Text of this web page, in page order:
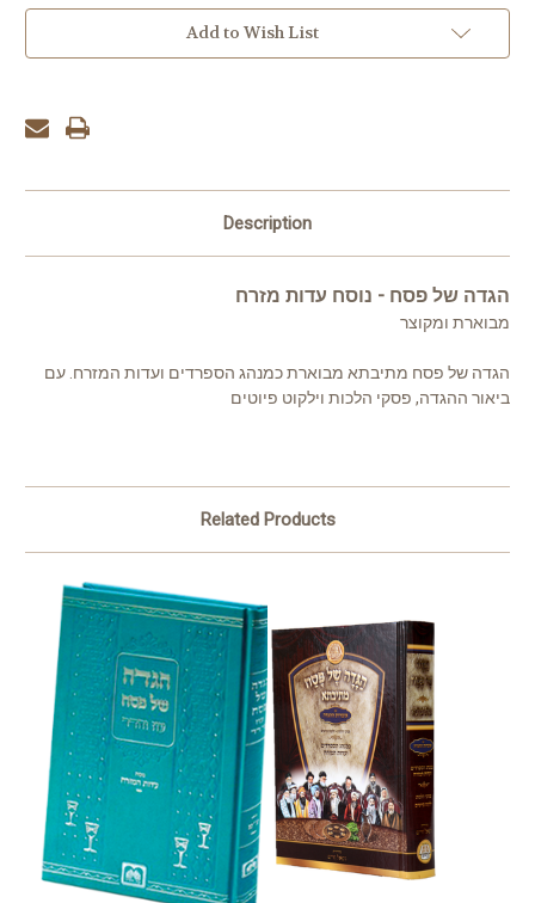
Add to Wish List
Description
הגדה של פסח - נוסח עדות מזרח
מבוארת ומקוצר
הגדה של פסח מתיבתא מבוארת כמנהג הספרדים ועדות המזרח. עם
ביאור ההגדה, פסקי הלכות וילקוט פיוטים
Related Products